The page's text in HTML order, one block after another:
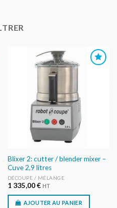
AJOUTER
Blixer 2: cutter / blender mixer –
Cuve 2,9 litres
DÉCOUPE / MÉLANGE
1 335,00€ HT
AJOUTER AU PANIER